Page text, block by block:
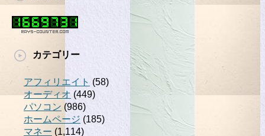
カテゴリー
アフィリエイト (58)
オーディオ (449)
パソコン (986)
ホームページ (185)
マネー (1,114)